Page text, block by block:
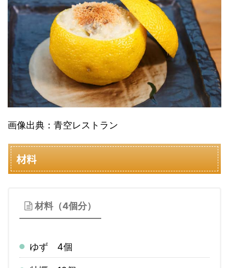
画像出典：青空レストラン
材料
材料（4個分）
ゆず 4個